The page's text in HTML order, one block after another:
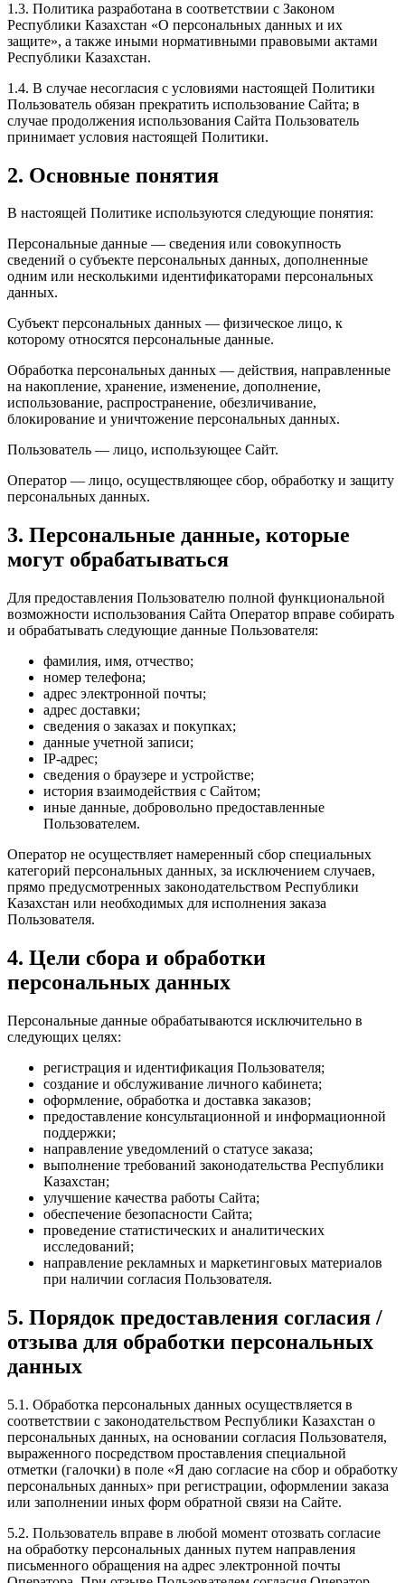
1.3. Политика разработана в соответствии с Законом
Республики Казахстан «О персональных данных и их
защите», а также иными нормативными правовыми актами
Республики Казахстан.
1.4. В случае несогласия с условиями настоящей Политики
Пользователь обязан прекратить использование Сайта; в
случае продолжения использования Сайта Пользователь
принимает условия настоящей Политики.
2. Основные понятия
В настоящей Политике используются следующие понятия:
Персональные данные — сведения или совокупность
сведений о субъекте персональных данных, дополненные
одним или несколькими идентификаторами персональных
данных.
Субъект персональных данных — физическое лицо, к
которому относятся персональные данные.
Обработка персональных данных — действия, направленные
на накопление, хранение, изменение, дополнение,
использование, распространение, обезличивание,
блокирование и уничтожение персональных данных.
Пользователь — лицо, использующее Сайт.
Оператор — лицо, осуществляющее сбор, обработку и защиту
персональных данных.
3. Персональные данные, которые
могут обрабатываться
Для предоставления Пользователю полной функциональной
возможности использования Сайта Оператор вправе собирать
и обрабатывать следующие данные Пользователя:
фамилия, имя, отчество;
номер телефона;
адрес электронной почты;
адрес доставки;
сведения о заказах и покупках;
данные учетной записи;
IP-адрес;
сведения о браузере и устройстве;
история взаимодействия с Сайтом;
иные данные, добровольно предоставленные
Пользователем.
Оператор не осуществляет намеренный сбор специальных
категорий персональных данных, за исключением случаев,
прямо предусмотренных законодательством Республики
Казахстан или необходимых для исполнения заказа
Пользователя.
4. Цели сбора и обработки
персональных данных
Персональные данные обрабатываются исключительно в
следующих целях:
регистрация и идентификация Пользователя;
создание и обслуживание личного кабинета;
оформление, обработка и доставка заказов;
предоставление консультационной и информационной
поддержки;
направление уведомлений о статусе заказа;
выполнение требований законодательства Республики
Казахстан;
улучшение качества работы Сайта;
обеспечение безопасности Сайта;
проведение статистических и аналитических
исследований;
направление рекламных и маркетинговых материалов
при наличии согласия Пользователя.
5. Порядок предоставления согласия /
отзыва для обработки персональных
данных
5.1. Обработка персональных данных осуществляется в
соответствии с законодательством Республики Казахстан о
персональных данных, на основании согласия Пользователя,
выраженного посредством проставления специальной
отметки (галочки) в поле «Я даю согласие на сбор и обработку
персональных данных» при регистрации, оформлении заказа
или заполнении иных форм обратной связи на Сайте.
5.2. Пользователь вправе в любой момент отозвать согласие
на обработку персональных данных путем направления
письменного обращения на адрес электронной почты